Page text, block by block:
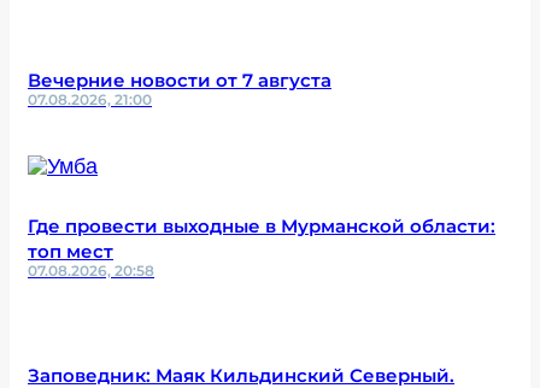
Вечерние новости от 7 августа
07.08.2026, 21:00
Где провести выходные в Мурманской области:
топ мест
07.08.2026, 20:58
Заповедник: Маяк Кильдинский Северный.